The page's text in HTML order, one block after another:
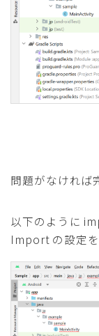
問題がなければ
以下のように
Import の設定を